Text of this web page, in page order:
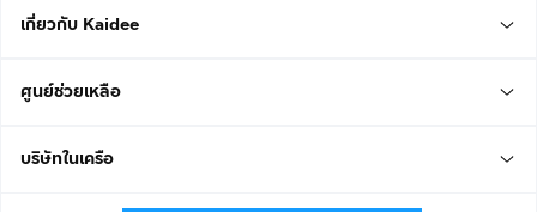
เกี่ยวกับ Kaidee
ศูนย์ช่วยเหลือ
บริษัทในเครือ